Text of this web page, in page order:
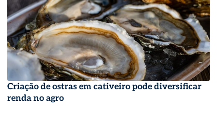
Criação de ostras em cativeiro pode diversificar
renda no agro